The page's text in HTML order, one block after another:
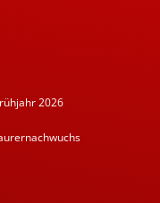
2026